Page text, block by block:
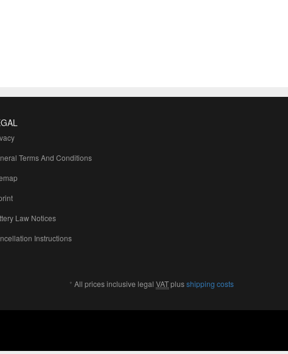
Terms And Conditions
Law Notices
Instructions
* All prices inclusive legal VATplusshipping costs